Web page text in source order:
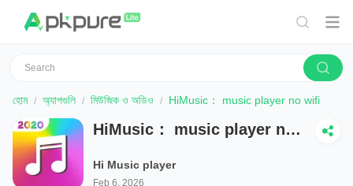
হোম অ্যাপগুলি মিউজিক ও অডিও HiMusic： music player no wifi
HiMusic： music player no
Hi Music player
Feb 6, 2026